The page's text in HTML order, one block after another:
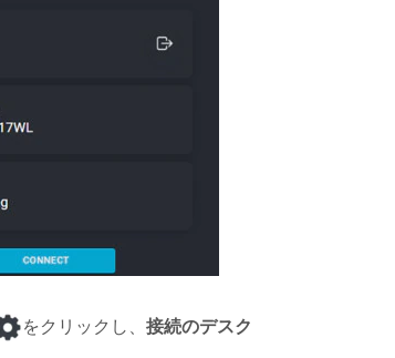
をクリックし、 接続のデスク